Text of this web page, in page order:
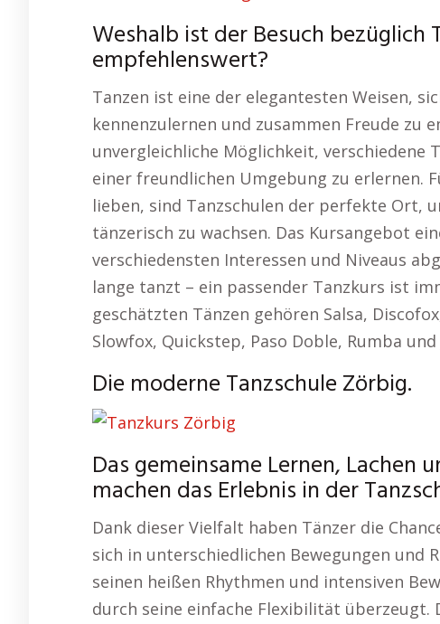
Weshalb ist der Besuch bezüglich
empfehlenswert?
Tanzen ist eine der elegantesten Weisen,
kennenzulernen und zusammen Freude zu
unvergleichliche Möglichkeit, verschiedene
einer freundlichen Umgebung zu erlernen.
lieben, sind Tanzschulen der perfekte Ort,
tänzerisch zu wachsen. Das Kursangebot
verschiedensten Interessen und Niveaus
lange tanzt – ein passender Tanzkurs ist
geschätzten Tänzen gehören Salsa,
Slowfox, Quickstep, Paso Doble, Rumba und
Die moderne Tanzschule Zörbig.
Das gemeinsame Lernen, Lachen
machen das Erlebnis in der
Dank dieser Vielfalt haben Tänzer die
sich in unterschiedlichen Bewegungen und
seinen heißen Rhythmen und intensiven
durch seine einfache Flexibilität überzeugt.